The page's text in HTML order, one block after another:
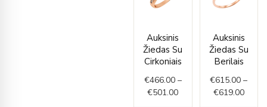
Auksinis
Žiedas Su
Cirkoniais
€466.00 –
€501.00
range:
€466.00
through
€501.00
Auksinis
Žiedas Su
Berilais
€615.00 –
€619.00
range: